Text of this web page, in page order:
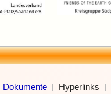
Dokumente Hyperlinks